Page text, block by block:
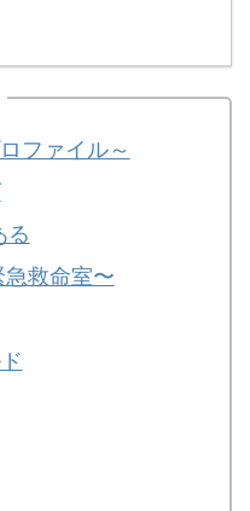
ファイル～
る
救命室〜